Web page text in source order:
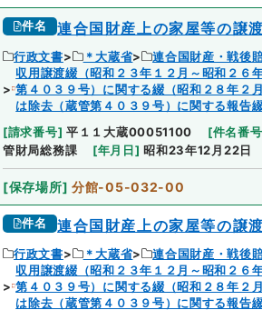
件名 連合国財産上の家屋等の譲
行政文書 ＊大蔵省
連合国財産・戦後
収用譲渡綴（昭和２３年１２月～昭和２６
第４０３９号）に関する綴（昭和２８年２
は除去（蔵管第４０３９号）に関する報告
[請求番号] 平１１大蔵00051100 [件名番号
管財局総務課
[年月日] 昭和23年12月22日
[保存場所] 分館-05-032-00
件名 連合国財産上の家屋等の譲
行政文書 ＊大蔵省
連合国財産・戦後
収用譲渡綴（昭和２３年１２月～昭和２６
第４０３９号）に関する綴（昭和２８年２
は除去（蔵管第４０３９号）に関する報告